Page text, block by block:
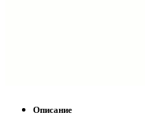
Описание